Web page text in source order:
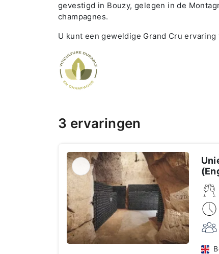
gevestigd in Bouzy, gelegen in de
champagnes.
U kunt een geweldige Grand Cru ervaring
3 ervaringen